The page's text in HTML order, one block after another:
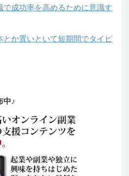
で成功率を高めるために意識す
とか置いといて短期間でタイピ
中♪